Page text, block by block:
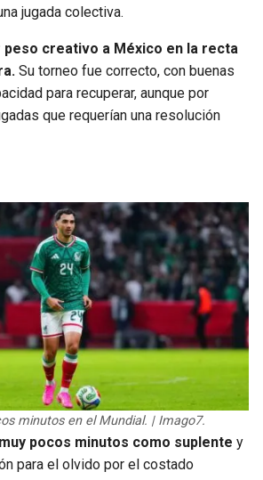
jugada colectiva.
peso creativo a México en la recta
Su torneo fue correcto, con buenas
para recuperar, aunque por
que requerían una resolución
minutos en el Mundial. | Imago7.
pocos minutos como suplente y
para el olvido por el costado